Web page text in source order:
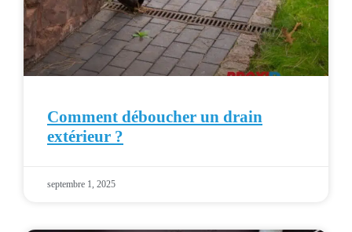
Comment déboucher un drain
extérieur ?
septembre 1, 2025